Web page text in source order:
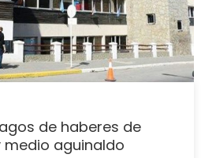
de haberes de
medio aguinaldo